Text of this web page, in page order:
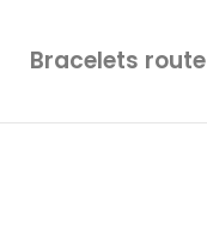
Bracelets route